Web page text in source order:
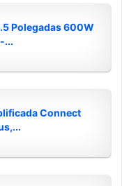
Polegadas 600W
...
Connect